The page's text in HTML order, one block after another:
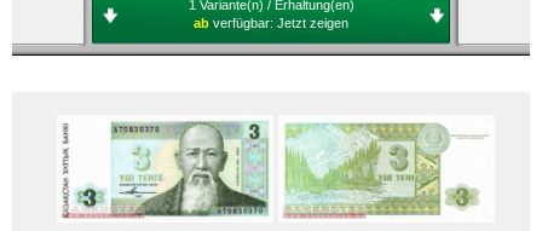
1 Variante(n) / Erhaltung(en)
ab verfügbar: Jetzt zeigen